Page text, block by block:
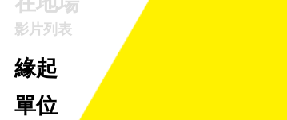
影片列表
緣起
單位